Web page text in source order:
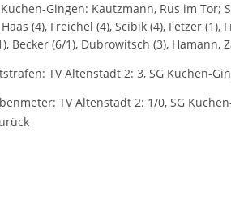
Kuchen-Gingen: Kautzmann, Rus im Tor;
Haas (4), Freichel (4), Scibik (4), Fetzer (1),
Becker (6/1), Dubrowitsch (3), Hamann,
TV Altenstadt 2: 3, SG Kuchen-
TV Altenstadt 2: 1/0, SG